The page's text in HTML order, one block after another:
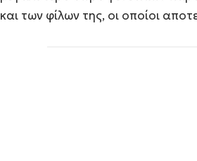
και των φίλων της, οι οποίοι